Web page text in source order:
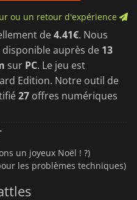
ou un retour d'expérience
de4.41€. Nous
auprès de 13
sur PC. Le jeu est
Edition. Notre outil de
27 offres numériques
un joyeux Noël ! ?)
les problèmes techniques)